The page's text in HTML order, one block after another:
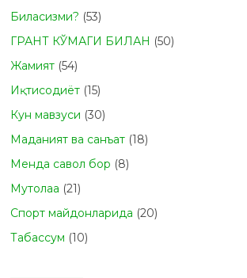
Биласизми? (53)
ГРАНТ КЎМАГИ БИЛАН (50)
Жамият (54)
Иқтисодиёт (15)
Кун мавзуси (30)
Маданият ва санъат (18)
Менда савол бор (8)
Мутолаа (21)
Спорт майдонларида (20)
Табасcум (10)